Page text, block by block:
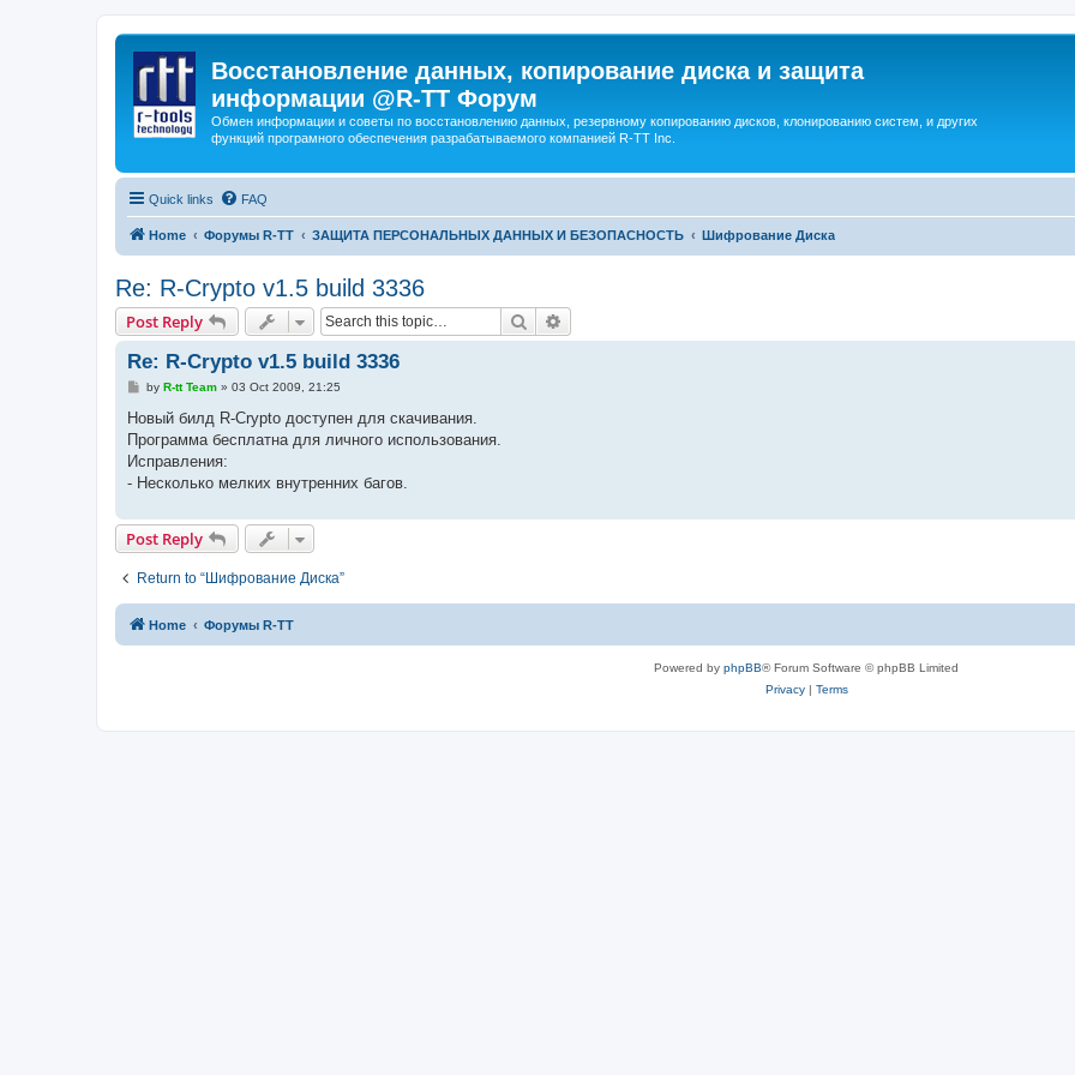
Восстановление данных, копирование диска и защита
информации @R-TT Форум
Обмен информации и советы по восстановлению данных, резервному копированию дисков, клонированию систем, и других
функций програмного обеспечения разрабатываемого компанией R-TT Inc.
Quick links FAQ
Home Форумы R-TT ЗАЩИТА ПЕРСОНАЛЬНЫХ ДАННЫХ И БЕЗОПАСНОСТЬ Шифрование Диска
Re: R-Crypto v1.5 build 3336
Post Reply Search
Re: R-Crypto v1.5 build 3336
P
s
by R-tt Team» 03 Oct 2009, 21:25
Новый билд R-Crypto доступен для скачивания.
Программа бесплатна для личного использования.
Исправления:
- Несколько мелких внутренних багов.
Post Reply
Return to “Шифрование Диска”
Home Форумы R-TT
Powered by phpBB® Forum Software © phpBB Limited
Privacy| Terms